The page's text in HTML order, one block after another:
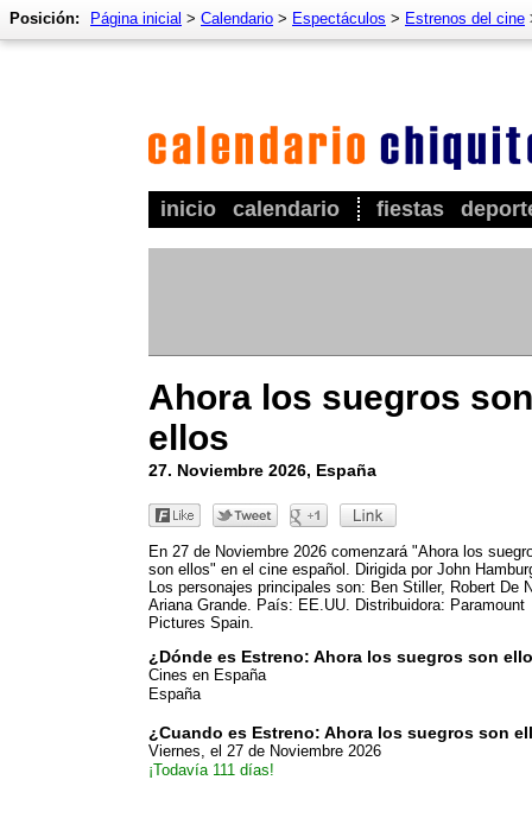
inicio calendario fiestas
Posición: Página inicial > Calendario > Espectáculos > Estrenos del cine
Ahora los suegros son
ellos
27. Noviembre 2026, España
En 27 de Noviembre 2026 comenzará "Ahora los
son ellos" en el cine español. Dirigida por John
Los personajes principales son: Ben Stiller, Robert De
Ariana Grande. País: EE.UU. Distribuidora: Paramount
Pictures Spain.
¿Dónde es Estreno: Ahora los suegros son
Cines en España
España
¿Cuando es Estreno: Ahora los suegros son
Viernes, el 27 de Noviembre 2026
¡Todavía 111 días!